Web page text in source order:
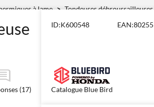
à lame
Tondeuses
(17)
ID:K600548 EAN:
Catalogue Blue Bird